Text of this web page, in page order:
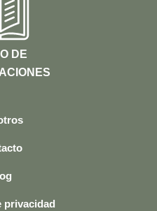
DE
privacidad